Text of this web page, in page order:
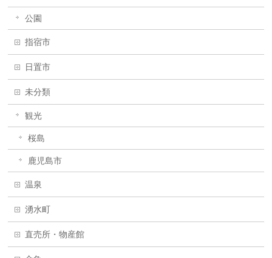
公園
指宿市
日置市
未分類
観光
桜島
鹿児島市
温泉
湧水町
直売所・物産館